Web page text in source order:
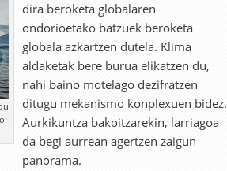
dira beroketa globalaren
ondorioetako batzuek beroketa
globala azkartzen dutela. Klima
aldaketak bere burua elikatzen du,
nahi baino motelago dezifratzen
ditugu mekanismo konplexuen bidez.
Aurkikuntza bakoitzarekin, larriagoa
da begi aurrean agertzen zaigun
panorama.